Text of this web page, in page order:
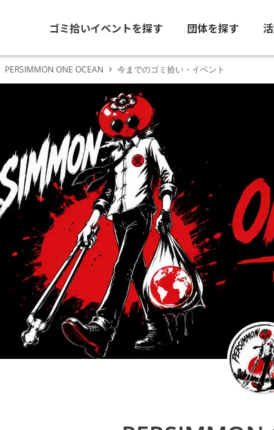
ゴミ拾いイベントを探す 団体を探す
PERSIMMON ONE OCEAN 今までのゴミ拾い・イベント